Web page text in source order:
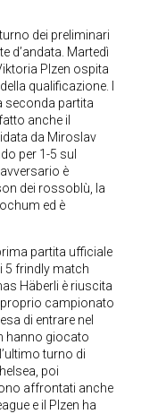
dei preliminari
d’andata. Martedì
Plzen ospita
qualificazione. I
seconda partita
anche il
da Miroslav
per 1-5 sul
è
dei rossoblù, la
ed è
partita ufficiale
5 frindly match
Häberli è riuscita
campionato
di entrare nel
hanno giocato
turno di
poi
affrontati anche
e il Plzen ha